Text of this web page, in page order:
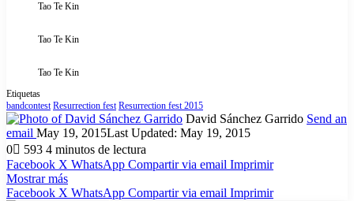
Tao Te Kin
Tao Te Kin
Tao Te Kin
Etiquetas
bandcontest Resurrection fest Resurrection fest 2015
David Sánchez Garrido Send an
email May 19, 2015Last Updated: May 19, 2015
0
593 4 minutos de lectura
Facebook X WhatsApp Compartir via email Imprimir
Mostrar más
Facebook X WhatsApp Compartir via email Imprimir